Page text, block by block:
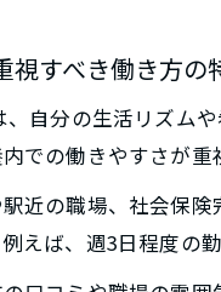
視すべき働き方の
自分の生活リズム
での働きやすさが重
近の職場、社会保
えば、週3日程度の